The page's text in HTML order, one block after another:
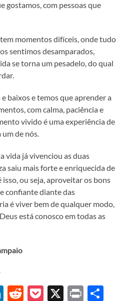
gostamos, com pessoas que
momentos difíceis, onde tudo
sentimos desamparados,
se torna um pesadelo, do qual
baixos e temos que aprender a
com calma, paciência e
vivido é uma experiência de
de nós.
vida já vivenciou as duas
saiu mais forte e enriquecida de
ou seja, aproveitar os bons
confiante diante das
é viver bem de qualquer modo,
está conosco em todas as
LinkedIn
Reddit
Pocket
X Print